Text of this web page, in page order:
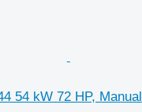
54 kW 72 HP, Manual